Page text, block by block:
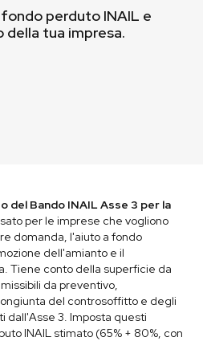
perduto INAIL e
della tua impresa.
del Bando INAIL Asse 3 per la
per le imprese che vogliono
domanda, l'aiuto a fondo
dell'amianto e il
Tiene conto della superficie da
da preventivo,
del controsoffitto e degli
dall'Asse 3. Imposta questi
INAIL stimato (65% + 80%, con